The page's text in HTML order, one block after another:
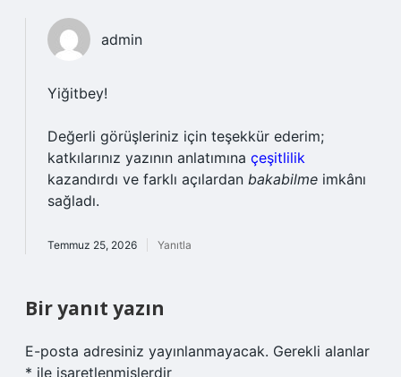
admin
Yiğitbey!
Değerli görüşleriniz için teşekkür ederim;
katkılarınız yazının anlatımına çeşitlilik
kazandırdı ve farklı açılardan bakabilme imkânı
sağladı.
Temmuz 25, 2026 Yanıtla
Bir yanıt yazın
E-posta adresiniz yayınlanmayacak. Gerekli alanlar
* ile işaretlenmişlerdir